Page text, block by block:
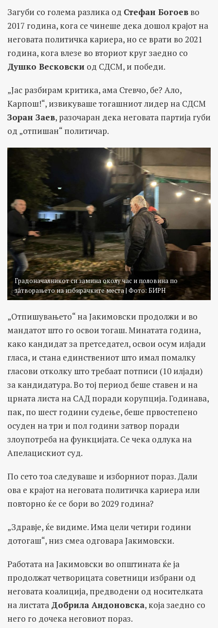
Загуби со голема разлика од Стефан Богоев во
2017 година, кога се чинеше дека дошол крајот на
неговата политичка кариера, но се врати во 2021
година, кога влезе во вториот круг заедно со
Душко Весковски од СДСМ, и победи.
„Јас разбирам критика, ама Стевчо, бе? Ало,
Карпош!“, извикуваше тогашниот лидер на СДСМ
Зоран Заев, разочаран дека неговата партија губи
од „отпишан“ политичар.
Градоначалникот си замина околу час и половина по
затворањето на избирачките места | Фото: БИРН
„Отпишувањето“ на Јакимовски продолжи и во
мандатот што го освои тогаш. Минатата година,
како кандидат за претседател, освои осум илјади
гласа, и стана единствениот што имал помалку
гласови отколку што требаат потписи (10 илјади)
за кандидатура. Во тој период беше ставен и на
црната листа на САД поради корупција. Годинава,
пак, по шест години судење, беше првостепено
осуден на три и пол години затвор поради
злоупотреба на функцијата. Се чека одлука на
Апелацискиот суд.
По сето тоа следуваше и изборниот пораз. Дали
ова е крајот на неговата политичка кариера или
повторно ќе се бори во 2029 година?
„Здравје, ќе видиме. Има цели четири години
дотогаш“, низ смеа одговара Јакимовски.
Работата на Јакимовски во општината ќе ја
продолжат четворицата советници избрани од
неговата коалиција, предводени од носителката
на листата Добрила Андоновска, која заедно со
него го дочека неговиот пораз.